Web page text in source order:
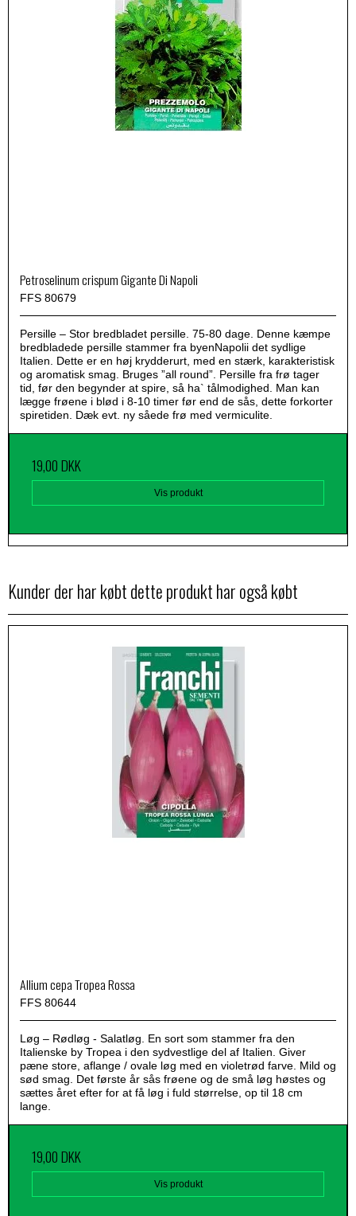
Petroselinum crispum Gigante Di Napoli
FFS 80679
Persille – Stor bredbladet persille. 75-80 dage. Denne kæmpe
bredbladede persille stammer fra byenNapolii det sydlige
Italien. Dette er en høj krydderurt, med en stærk, karakteristisk
og aromatisk smag. Bruges ”all round”. Persille fra frø tager
tid, før den begynder at spire, så ha` tålmodighed. Man kan
lægge frøene i blød i 8-10 timer før end de sås, dette forkorter
spiretiden. Dæk evt. ny såede frø med vermiculite.
19,00 DKK
Vis produkt
Kunder der har købt dette produkt har også købt
Allium cepa Tropea Rossa
FFS 80644
Løg – Rødløg - Salatløg. En sort som stammer fra den
Italienske by Tropea i den sydvestlige del af Italien. Giver
pæne store, aflange / ovale løg med en violetrød farve. Mild og
sød smag. Det første år sås frøene og de små løg høstes og
sættes året efter for at få løg i fuld størrelse, op til 18 cm
lange.
19,00 DKK
Vis produkt